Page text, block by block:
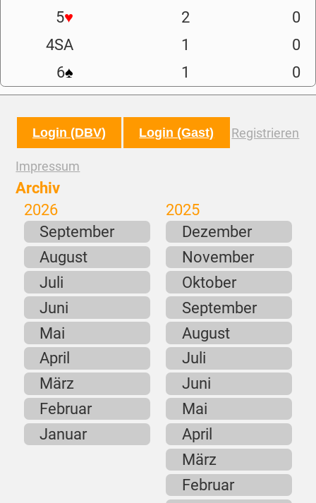
5♥ 2
0
4SA
1
0
6♠ 1 0
Login (DBV) Login (Gast) Registrieren
Impressum
Archiv
2026
September
August
Juli
Juni
Mai
April
März
Februar
Januar
2025
Dezember
November
Oktober
September
August
Juli
Juni
Mai
April
März
Februar